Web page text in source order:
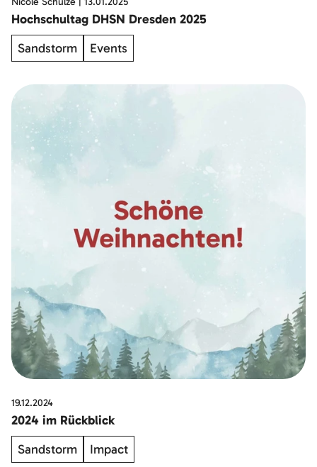
Hochschultag DHSN Dresden 2025
Sandstorm
Events
19.12.2024
2024 im Rückblick
Sandstorm
Impact